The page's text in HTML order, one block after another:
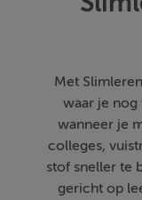
Met
waar je nog
wanneer je
colleges,
stof sneller te
gericht op